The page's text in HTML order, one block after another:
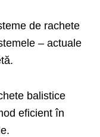
de rachete
– actuale
balistice
eficient în